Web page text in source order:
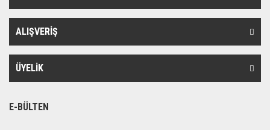
ALIŞVERİŞ
ÜYELİK
E-BÜLTEN